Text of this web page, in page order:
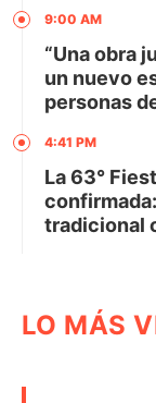
9:00 AM
“Una obra
un nuevo
personas
4:41 PM
La 63°
tradicional
LO MÁS